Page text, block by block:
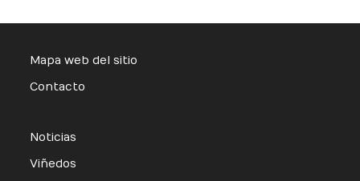
Mapa web del sitio
Contacto
Noticias
Viñedos